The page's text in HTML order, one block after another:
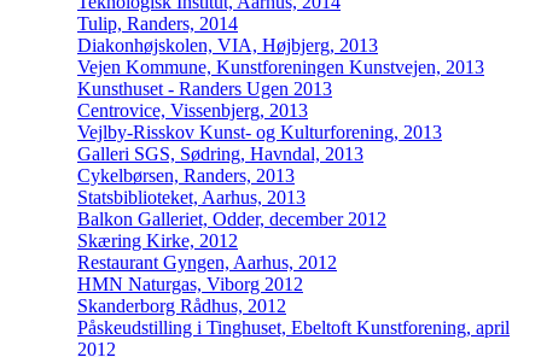
Tulip, Randers, 2014
Diakonhøjskolen, VIA, Højbjerg, 2013
Vejen Kommune, Kunstforeningen Kunstvejen, 2013
Kunsthuset - Randers Ugen 2013
Centrovice, Vissenbjerg, 2013
Vejlby-Risskov Kunst- og Kulturforening, 2013
Galleri SGS, Sødring, Havndal, 2013
Cykelbørsen, Randers, 2013
Statsbiblioteket, Aarhus, 2013
Balkon Galleriet, Odder, december 2012
Skæring Kirke, 2012
Restaurant Gyngen, Aarhus, 2012
HMN Naturgas, Viborg 2012
Skanderborg Rådhus, 2012
Påskeudstilling i Tinghuset, Ebeltoft Kunstforening, april
2012